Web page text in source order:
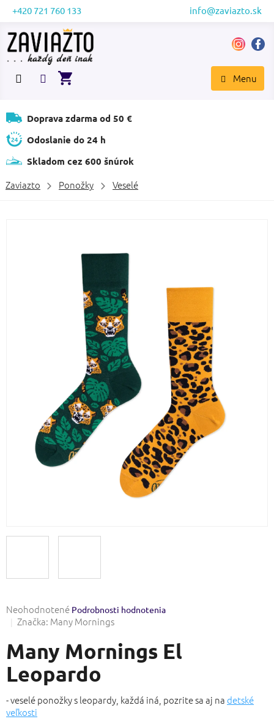
Prejsť
obsah
+420 721 760 133 info@zaviazto.sk
NÁKUPNÝ
Doprava zdarma od 50 €
Odoslanie do 24 h
Skladom cez 600 šnúrok
Zaviazto Ponožky Veselé
Priemerné
hodnotenie
je
0,0
z
5
hviezdičiek.
Neohodnotené Podrobnosti hodnotenia
Značka: Many Mornings
Many Mornings El
Leopardo
- veselé ponožky s leopardy, každá iná, pozrite sa aj nadetské
veľkosti